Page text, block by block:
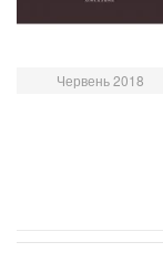
Червень 2018